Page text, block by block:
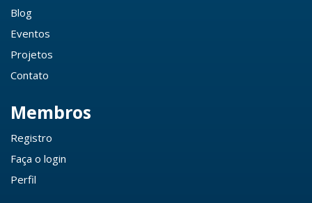
Blog
Eventos
Projetos
Contato
Membros
Registro
Faça o login
Perfil